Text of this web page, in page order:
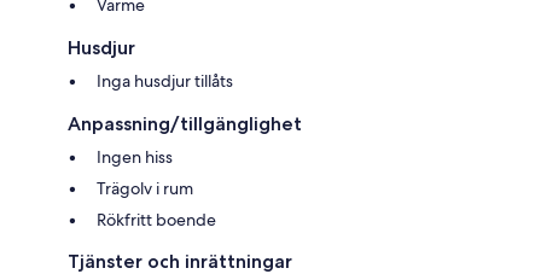
Värme
Husdjur
Inga husdjur tillåts
Anpassning/tillgänglighet
Ingen hiss
Trägolv i rum
Rökfritt boende
Tjänster och inrättningar